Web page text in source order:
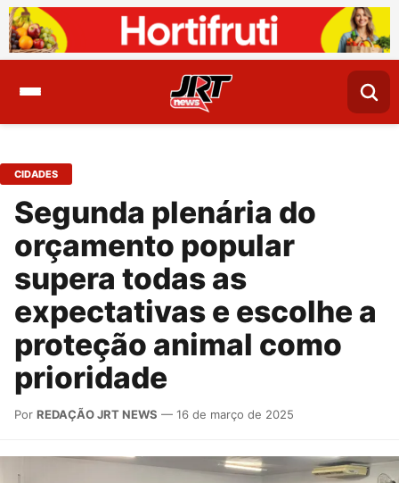
CIDADES
Segunda plenária do
orçamento popular
supera todas as
expectativas e escolhe a
proteção animal como
prioridade
Por REDAÇÃO JRT NEWS — 16 de março de 2025